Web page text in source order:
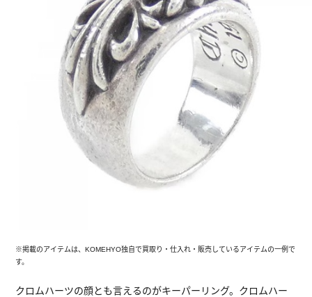
※掲載のアイテムは、KOMEHYO独自で買取り・仕入れ・販売しているアイテムの一例で
す。
クロムハーツの顔とも言えるのがキーパーリング。クロムハー